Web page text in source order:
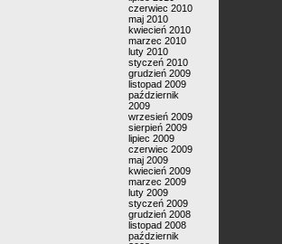
czerwiec 2010
maj 2010
kwiecień 2010
marzec 2010
luty 2010
styczeń 2010
grudzień 2009
listopad 2009
październik
2009
wrzesień 2009
sierpień 2009
lipiec 2009
czerwiec 2009
maj 2009
kwiecień 2009
marzec 2009
luty 2009
styczeń 2009
grudzień 2008
listopad 2008
październik